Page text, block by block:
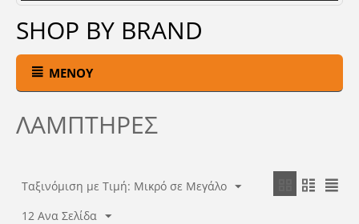
SHOP BY BRAND
ΜΕΝΟΎ
ΛΑΜΠΤΗΡΕΣ
Ταξινόμιση με Τιμή: Μικρό σε Μεγάλο
12 Ανα Σελίδα